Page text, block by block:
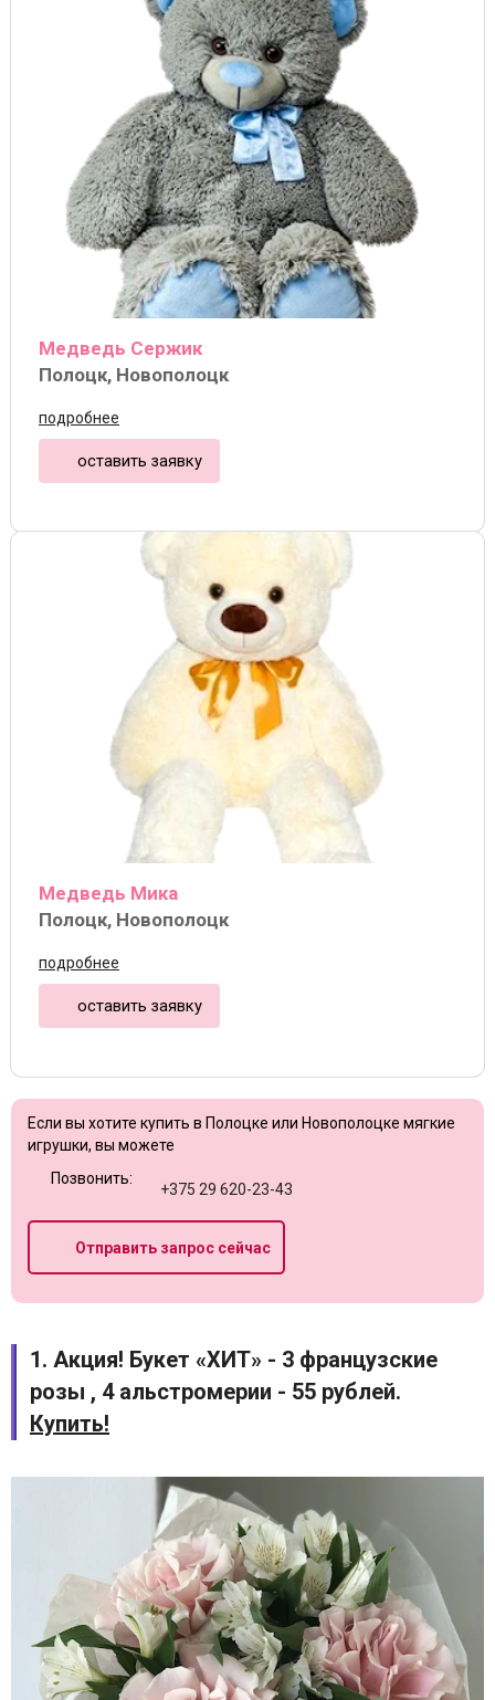
Медведь Сержик
Полоцк, Новополоцк
подробнее
оставить заявку
Медведь Мика
Полоцк, Новополоцк
подробнее
оставить заявку
Если вы хотите купить в Полоцке или Новополоцке мягкие
игрушки, вы можете
Позвонить:
+375 29 620-23-43
Отправить запрос сейчас
1. Акция! Букет «ХИТ» - 3 французские
розы , 4 альстромерии - 55 рублей.
Купить!